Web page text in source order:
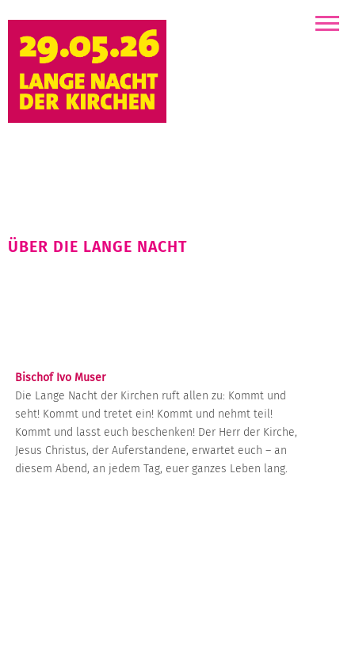
Kirchen
ÜBER DIE LANGE NACHT
Bischof Ivo Muser
Die Lange Nacht der Kirchen ruft allen zu: Kommt und
seht! Kommt und tretet ein! Kommt und nehmt teil!
Kommt und lasst euch beschenken! Der Herr der Kirche,
Jesus Christus, der Auferstandene, erwartet euch – an
diesem Abend, an jedem Tag, euer ganzes Leben lang.